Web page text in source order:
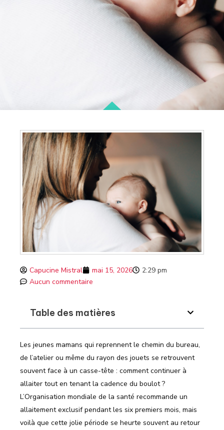
Capucine Mistral mai 15, 2026
2:29 pm
Aucun commentaire
Table des matières
Les jeunes mamans qui reprennent le chemin du bureau,
de l’atelier ou même du rayon des jouets se retrouvent
souvent face à un casse-tête : comment continuer à
allaiter tout en tenant la cadence du boulot ?
L’Organisation mondiale de la santé recommande un
allaitement exclusif pendant les six premiers mois, mais
voilà que cette jolie période se heurte souvent au retour